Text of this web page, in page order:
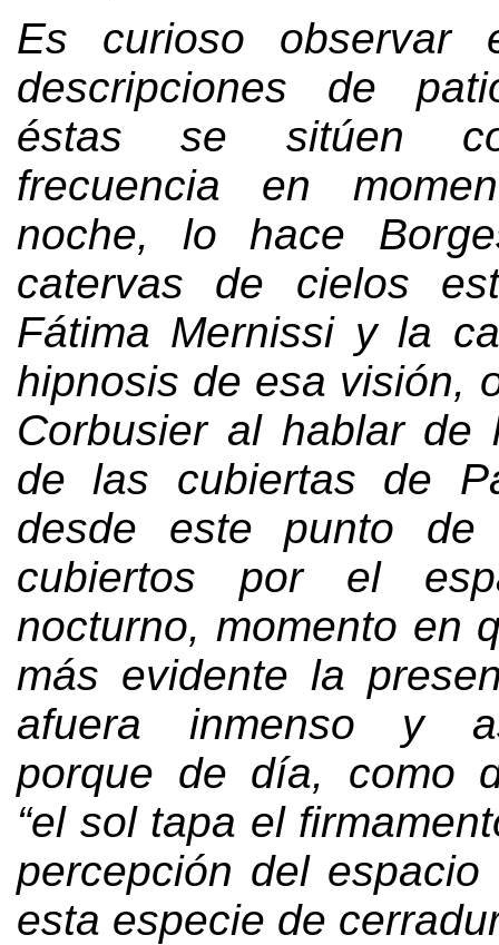
Es curioso observar
descripciones de
éstas se sitúen
frecuencia en
noche, lo hace
catervas de cielos
Fátima Mernissi y la
hipnosis de esa visión,
Corbusier al hablar de
de las cubiertas de
desde este punto de
cubiertos por el
nocturno, momento en
más evidente la
afuera inmenso y
porque de día, como
“el sol tapa el
percepción del espacio
esta especie de